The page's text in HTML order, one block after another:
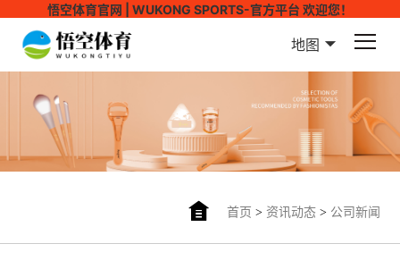
悟空体育官网 | WUKONG SPORTS-官方平台 欢迎您！
地图
首页 > 资讯动态> 公司新闻